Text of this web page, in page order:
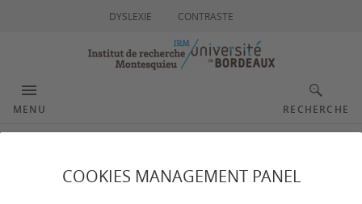
COOKIES MANAGEMENT PANEL
DYSLEXIE CONTRASTE
MENU RECHERCHE
BOURGOIS Pierre